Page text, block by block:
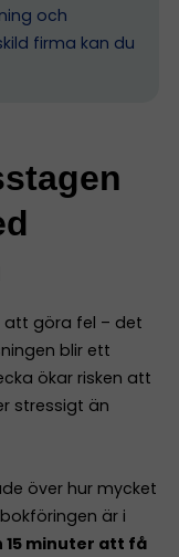
och
firma kan du
göra fel – det
blir ett
ökar risken att
stressigt än
över hur mycket
är i
minuter att få